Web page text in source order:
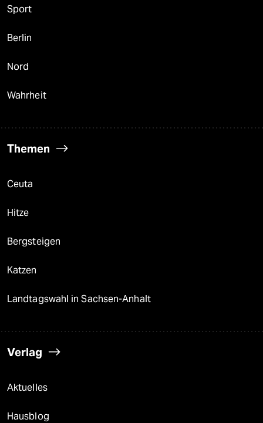
Sport
Berlin
Nord
Wahrheit
Themen
Ceuta
Hitze
Bergsteigen
Katzen
Landtagswahl in Sachsen-Anhalt
Verlag
Aktuelles
Hausblog